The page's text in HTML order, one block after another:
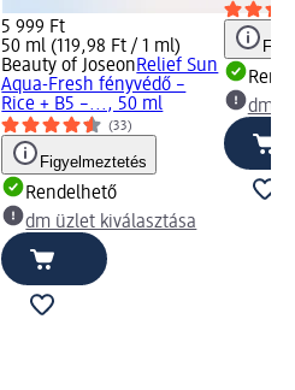
5 999 Ft
50 ml (119,98 Ft / 1 ml)
Beauty of JoseonRelief Sun
Aqua-Fresh fényvédő –
Rice + B5 –..., 50 ml
(33)
Figyelmeztetés
Rendelhető
dm üzlet kiválasztása
dm